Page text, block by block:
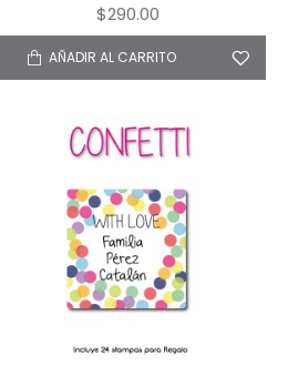
$290.00
AÑADIR AL CARRITO